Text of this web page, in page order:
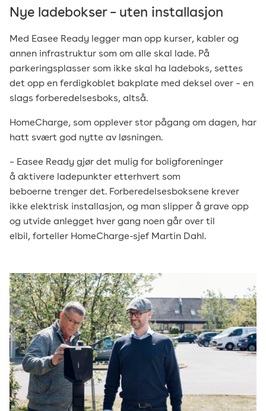
Nye ladebokser – uten installasjon
Med Easee Ready legger man opp kurser, kabler og
annen infrastruktur som om alle skal lade. På
parkeringsplasser som ikke skal ha ladeboks, settes
det opp en ferdigkoblet bakplate med deksel over – en
slags forberedelsesboks, altså.
HomeCharge, som opplever stor pågang om dagen, har
hatt svært god nytte av løsningen.
– Easee Ready gjør det mulig for boligforeninger
å aktivere ladepunkter etterhvert som
beboerne trenger det. Forberedelsesboksene krever
ikke elektrisk installasjon, og man slipper å grave opp
og utvide anlegget hver gang noen går over til
elbil, forteller HomeCharge-sjef Martin Dahl.